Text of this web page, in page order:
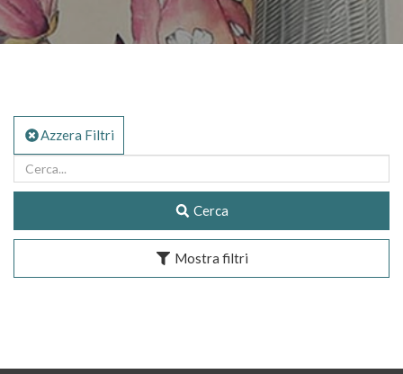
Azzera Filtri
Cerca
Mostra filtri